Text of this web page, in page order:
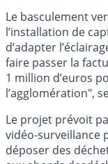
Le basculement
l’installation de
d’adapter
faire passer la
1 million d’euros
l’agglomération",
Le projet prévoit
vidéo-surveillance
déposer des